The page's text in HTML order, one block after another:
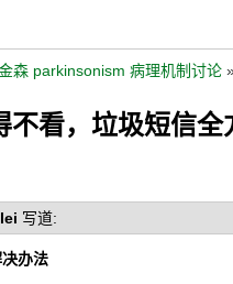
森 parkinsonism 病理机制讨论
不看，垃圾短信
写道:
办法